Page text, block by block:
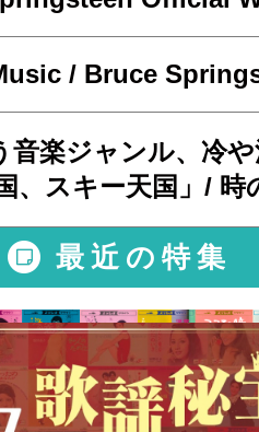
/ Bruce
音楽ジャンル、冷
、スキー天国」/ 時
最近の特集